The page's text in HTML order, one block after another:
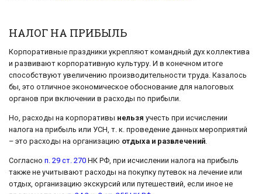
НАЛОГ НА ПРИБЫЛЬ
Корпоративные праздники укрепляют командный дух коллектива
и развивают корпоративную культуру. И в конечном итоге
способствуют увеличению производительности труда. Казалось
бы, это отличное экономическое обоснование для налоговых
органов при включении в расходы по прибыли.
Но, расходы на корпоративы нельзя учесть при исчислении
налога на прибыль или УСН, т. к. проведение данных мероприятий
– это расходы на организацию отдыха и развлечений
Согласно п. 29 ст. 270 НК РФ, при исчислении налога на прибыль
также не учитывают расходы на покупку путевок на лечение или
отдых, организацию экскурсий или путешествий, если иное не